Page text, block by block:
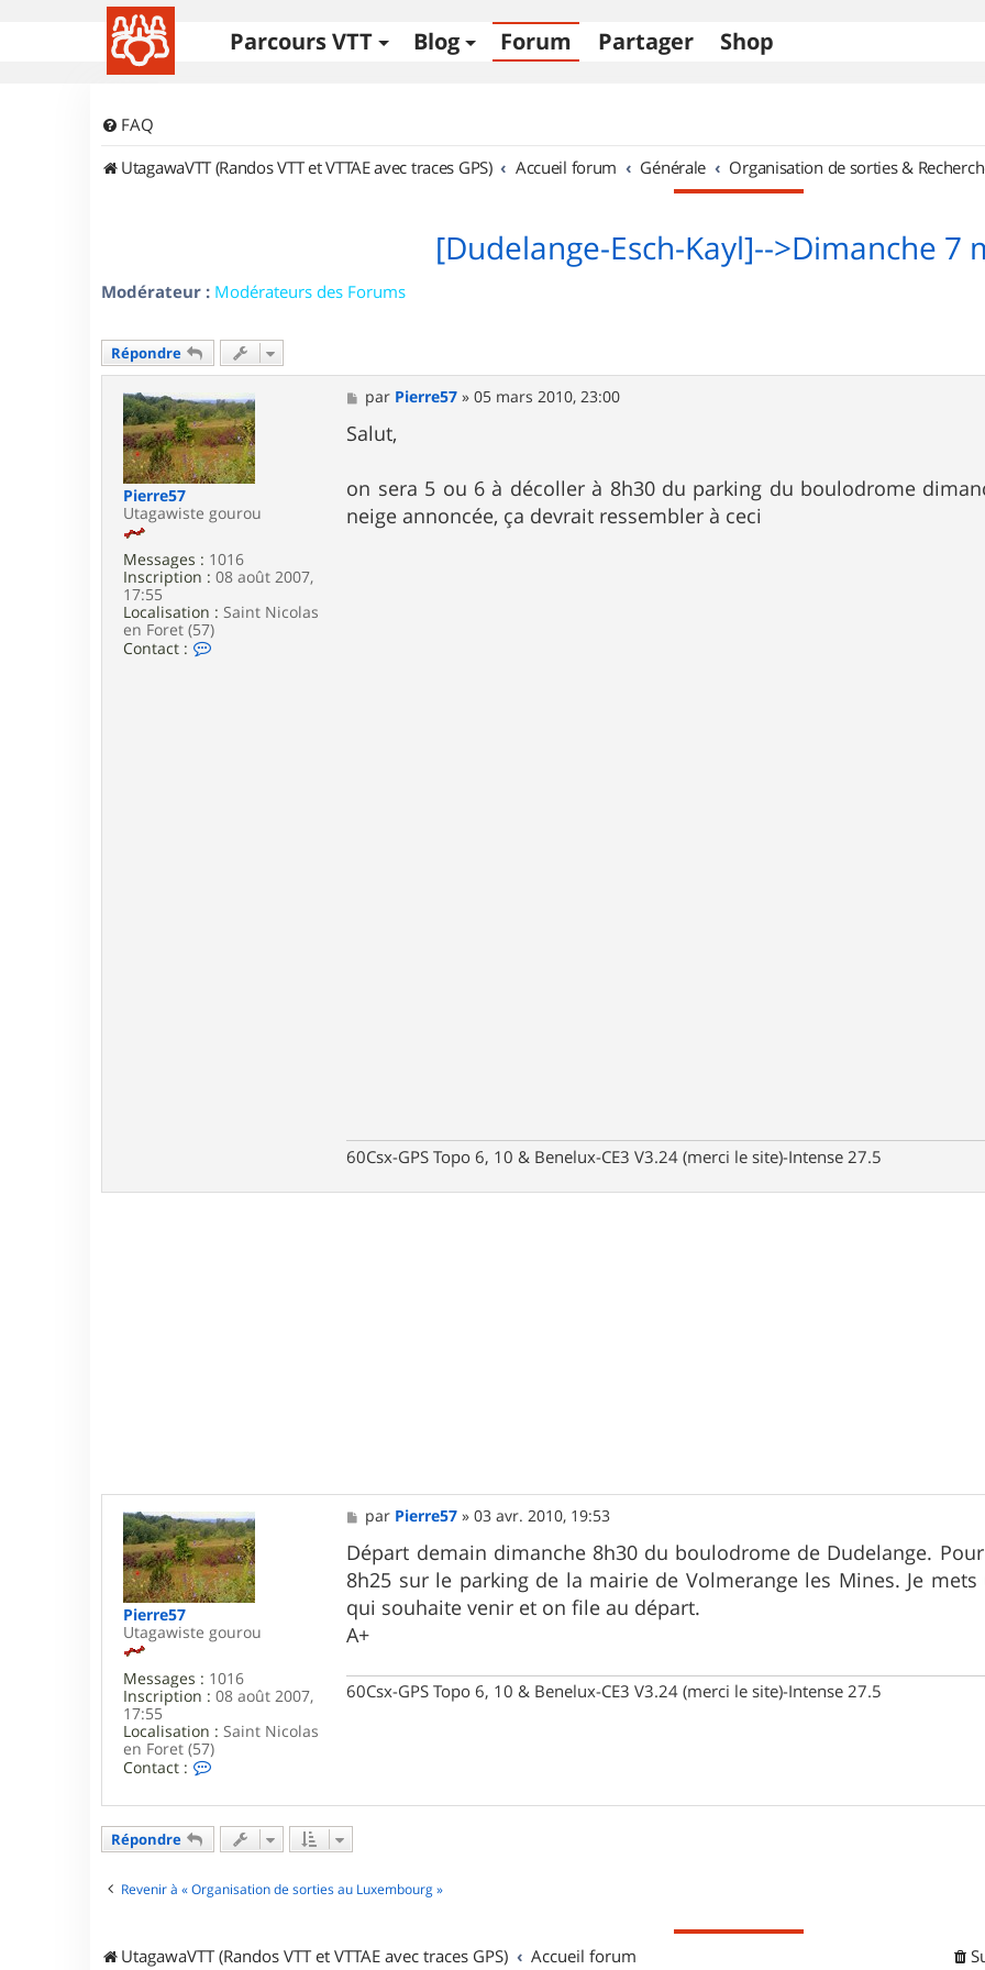
Parcours VTT Blog Forum Partager Shop
FAQ
UtagawaVTT (Randos VTT et VTTAE avec traces GPS)
Accueil forum Générale Organisation de sorties &
[Dudelange-Esch-Kayl]-->Dimanche 7
Modérateur : Modérateurs des Forums
Répondre
Pierre57
Utagawiste gourou
Messages : 1016
Inscription : 08 août 2007,
17:55
Localisation : Saint Nicolas
en Foret (57)
Contact :
M
e
s
s
g
e
par Pierre57 »05 mars 2010, 23:00
Salut,
on sera 5 ou 6 à décoller à 8h30 du parking du boulodrome
neige annoncée, ça devrait ressembler à ceci
60Csx-GPS Topo 6, 10 & Benelux-CE3 V3.24 (merci le site)-Intense 27.5
Pierre57
Utagawiste gourou
Messages : 1016
Inscription : 08 août 2007,
17:55
Localisation : Saint Nicolas
en Foret (57)
Contact :
c
e
e
M
e
s
s
a
g
e
par Pierre57 »03 avr. 2010, 19:53
Départ demain dimanche 8h30 du boulodrome de Dudelange.
8h25 sur le parking de la mairie de Volmerange les Mines. Je
qui souhaite venir et on file au départ.
A+
60Csx-GPS Topo 6, 10 & Benelux-CE3 V3.24 (merci le site)-Intense 27.5
Répondre
Revenir à « Organisation de sorties au Luxembourg »
UtagawaVTT (Randos VTT et VTTAE avec traces GPS) Accueil forum